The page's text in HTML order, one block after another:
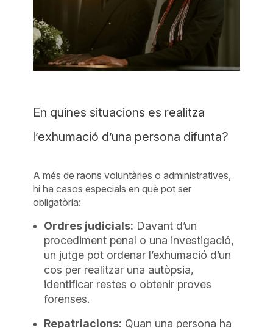
En quines situacions es realitza
l’exhumació d’una persona difunta?
A més de raons voluntàries o administratives,
hi ha casos especials en què pot ser
obligatòria:
Ordres judicials: Davant d’un
procediment penal o una investigació,
un jutge pot ordenar l’exhumació d’un
cos per realitzar una autòpsia,
identificar restes o obtenir proves
forenses.
Repatriacions: Quan una persona ha